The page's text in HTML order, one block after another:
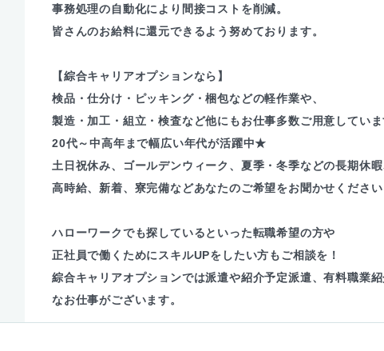
事務処理の自動化により間接コストを削減。
皆さんのお給料に還元できるよう努めております。
【綜合キャリアオプションなら】
検品・仕分け・ピッキング・梱包などの軽作業や、
製造・加工・組立・検査など他にもお仕事多数ご用意していま
20代～中高年まで幅広い年代が活躍中★
土日祝休み、ゴールデンウィーク、夏季・冬季などの長期休暇
高時給、新着、寮完備などあなたのご希望をお聞かせください
ハローワークでも探しているといった転職希望の方や
正社員で働くためにスキルUPをしたい方もご相談を！
綜合キャリアオプションでは派遣や紹介予定派遣、有料職業
なお仕事がございます。